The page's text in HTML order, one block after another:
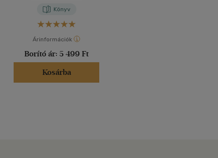
Könyv
Árinformációk
Borító ár: 5 499 Ft
Kosárba